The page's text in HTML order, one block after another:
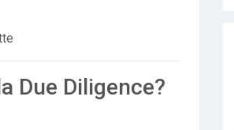
Due Diligence?